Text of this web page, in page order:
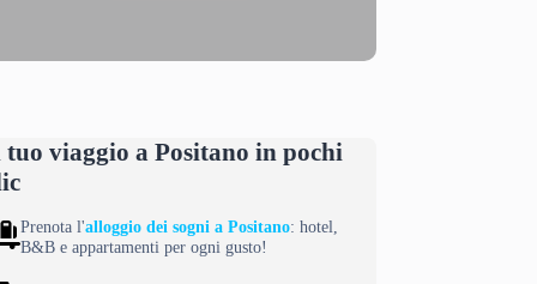
viaggio a Positano in pochi
Prenota l'alloggio dei sogni a Positano: hotel,
B&B e appartamenti per ogni gusto!